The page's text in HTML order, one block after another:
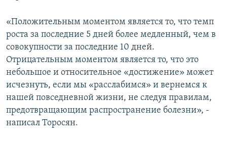
«Положительным моментом является то, что темп
роста за последние 5 дней более медленный, чем в
совокупности за последние 10 дней.
Отрицательным моментом является то, что это
небольшое и относительное «достижение» может
исчезнуть, если мы «расслабимся» и вернемся к
нашей повседневной жизни, не следуя правилам,
предотвращающим распространение болезни», -
написал Торосян.